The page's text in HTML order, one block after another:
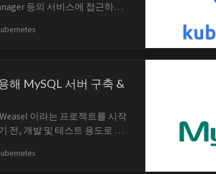
등의 서비스에 접근하지
니다. 이번 Weasel 프로젝트에
해 MySQL 서버 구축 &
이라는 프로젝트를 시작
전, 개발 및 테스트 용도로 사
서버를 구축하고 배포하